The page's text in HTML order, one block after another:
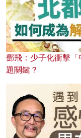
鄧飛：少子化衝擊
題關鍵？